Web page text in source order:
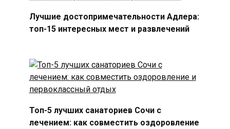
Лучшие достопримечательности Адлера:
топ-15 интересных мест и развлечений
Топ-5 лучших санаториев Сочи с
лечением: как совместить оздоровление